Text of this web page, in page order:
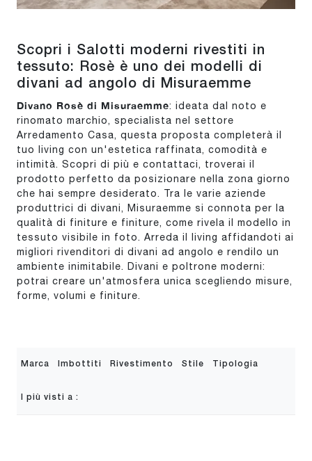
Scopri i Salotti moderni rivestiti in
tessuto: Rosè è uno dei modelli di
divani ad angolo di Misuraemme
Divano Rosè di Misuraemme: ideata dal noto e
rinomato marchio, specialista nel settore
Arredamento Casa, questa proposta completerà il
tuo living con un'estetica raffinata, comodità e
intimità. Scopri di più e contattaci, troverai il
prodotto perfetto da posizionare nella zona giorno
che hai sempre desiderato. Tra le varie aziende
produttrici di divani, Misuraemme si connota per la
qualità di finiture e finiture, come rivela il modello in
tessuto visibile in foto. Arreda il living affidandoti ai
migliori rivenditori di divani ad angolo e rendilo un
ambiente inimitabile. Divani e poltrone moderni:
potrai creare un'atmosfera unica scegliendo misure,
forme, volumi e finiture.
Marca Imbottiti Rivestimento Stile Tipologia
I più visti a :